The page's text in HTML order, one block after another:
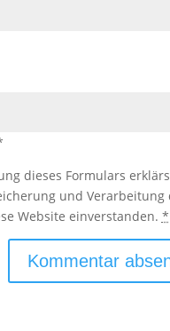
dieses Formulars
und Verarbeitung
Website einverstanden. *